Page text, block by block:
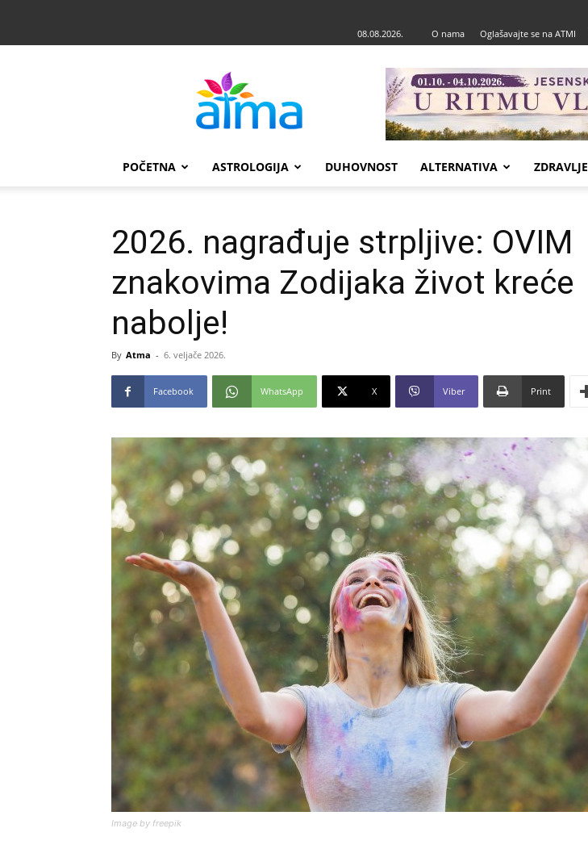
08.08.2026. O nama Oglašavajte se na ATMI
POČETNA ASTROLOGIJA DUHOVNOST ALTERNATIVA ZDRAVLJE
2026. nagrađuje strpljive: OVIM
znakovima Zodijaka život kreće
nabolje!
By Atma - 6. veljače 2026.
Facebook WhatsApp X Viber Print
Image by freepik